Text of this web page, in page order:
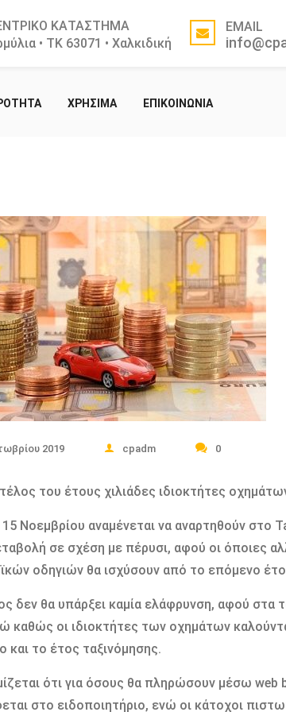
ΚΑΤΑΣΤΗΜΑ
• ΤΚ 63071 • Χαλκιδική
EMAIL
ΧΡΗΣΙΜΑ ΕΠΙΚΟΙΝΩΝΙΑ
2019 cpadm 0
του έτους χιλιάδες ιδιοκτήτες
Νοεμβρίου αναμένεται να αναρτηθούν στο
σε σχέση με πέρυσι, αφού οι όποιες
οδηγιών θα ισχύσουν από το επόμενο
δεν θα υπάρξει καμία ελάφρυνση, αφού στα
καθώς οι ιδιοκτήτες των οχημάτων
και το έτος ταξινόμησης.
ότι για όσους θα πληρώσουν μέσω web
στο ειδοποιητήριο, ενώ οι κάτοχοι